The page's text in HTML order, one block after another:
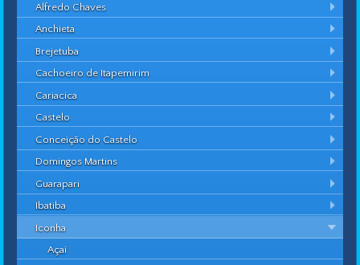
Alfredo Chaves
Anchieta
Brejetuba
Cachoeiro de Itapemirim
Cariacica
Castelo
Conceição do Castelo
Domingos Martins
Guarapari
Ibatiba
Iconha
Açaí